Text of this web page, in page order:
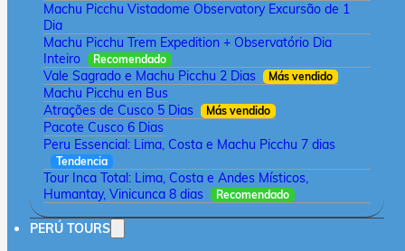
Machu Picchu Vistadome Observatory Excursão de 1
Dia
Machu Picchu Trem Expedition + Observatório Dia
Inteiro
Recomendado
Vale Sagrado e Machu Picchu 2 Dias Más vendido
Machu Picchu en Bus
Atrações de Cusco 5 Dias
Más vendido
Pacote Cusco 6 Dias
Peru Essencial: Lima, Costa e Machu Picchu 7 dias
Tendencia
Tour Inca Total: Lima, Costa e Andes Místicos,
Humantay, Vinicunca 8 dias
Recomendado
PERÚ TOURS